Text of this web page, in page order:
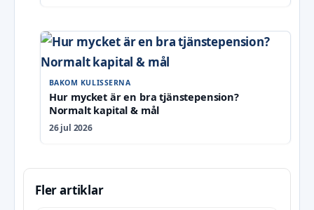
BAKOM KULISSERNA
Hur mycket är en bra tjänstepension?
Normalt kapital & mål
26 jul 2026
Fler artiklar